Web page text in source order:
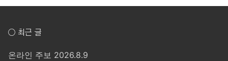
○ 최근 글
온라인 주보 2026.8.9